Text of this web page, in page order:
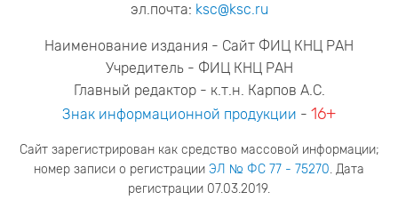
эл.почта: ksc@ksc.ru
Наименование издания - Сайт ФИЦ КНЦ РАН
Учредитель - ФИЦ КНЦ РАН
Главный редактор - к.т.н. Карпов А.С.
Знак информационной продукции - 16+
Сайт зарегистрирован как средство массовой информации;
номер записи о регистрации ЭЛ № ФС 77 - 75270. Дата
регистрации 07.03.2019.